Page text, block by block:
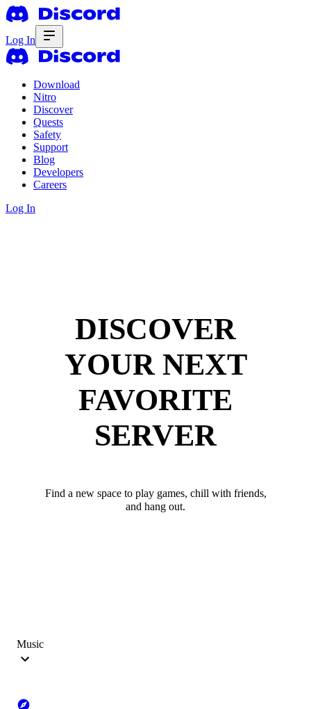
Log In
Download
Nitro
Discover
Quests
Safety
Support
Blog
Developers
Careers
Log In
DISCOVER
YOUR NEXT
FAVORITE
SERVER
Find a new space to play games, chill with friends,
and hang out.
Music